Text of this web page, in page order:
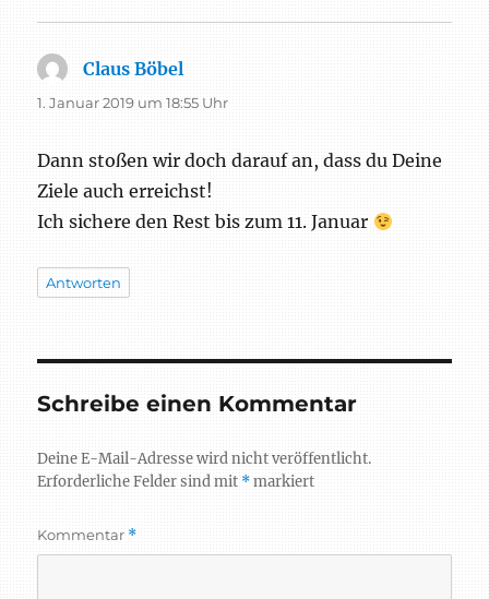
Claus Böbel
1. Januar 2019 um 18:55 Uhr
Dann stoßen wir doch darauf an, dass du Deine
Ziele auch erreichst!
Ich sichere den Rest bis zum 11. Januar
Antworten
Schreibe einen Kommentar
Deine E-Mail-Adresse wird nicht veröffentlicht.
Erforderliche Felder sind mit *markiert
Kommentar *